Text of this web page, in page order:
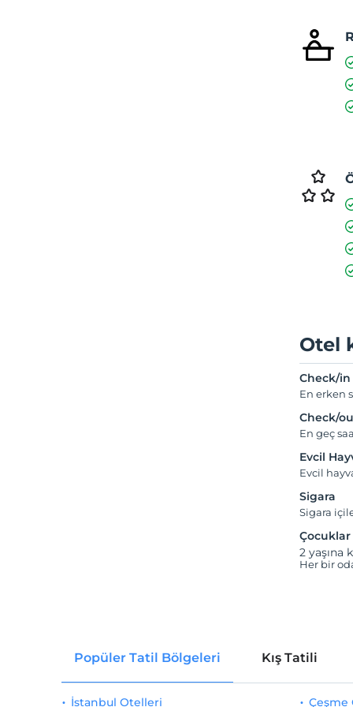
Otel
Check/in
En erken
Check/
En geç
Evcil
Evcil
Sigara
Sigara
Çocuklar
2 yaşına
Her bir
Popüler Tatil Bölgeleri Kış Tatili
İstanbul Otelleri Çeşme